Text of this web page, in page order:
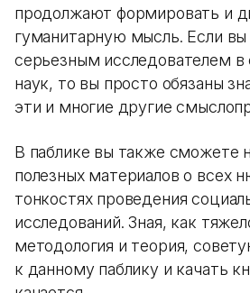
продолжают формировать и
гуманитарную мысль. Если вы
серьезным исследователем в
наук, то вы просто обязаны
эти и многие другие
В паблике вы также сможете
полезных материалов о всех
тонкостях проведения
исследований. Зная, как
методология и теория,
к данному паблику и качать